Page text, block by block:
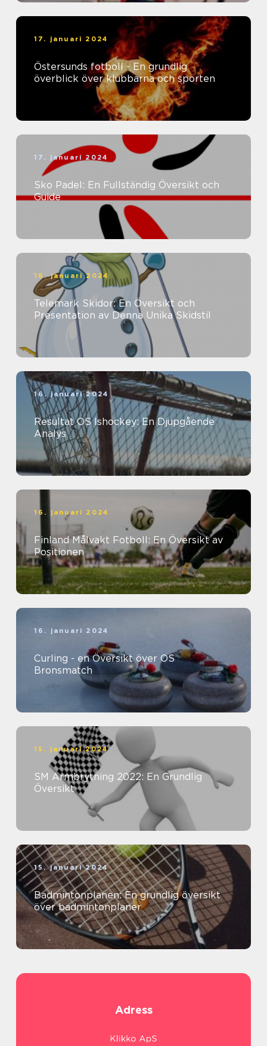
17. januari 2024
Östersunds fotboll - En grundlig
överblick över klubbarna och sporten
17. januari 2024
Sko Padel: En Fullständig Översikt och
Guide
16. januari 2024
Telemark Skidor: En Översikt och
Presentation av Denna Unika Skidstil
16. januari 2024
Resultat OS Ishockey: En Djupgående
Analys
16. januari 2024
Finland Målvakt Fotboll: En Översikt av
Positionen
16. januari 2024
Curling - en Översikt över OS
Bronsmatch
15. januari 2024
SM Armbrytning 2022: En Grundlig
Översikt
15. januari 2024
Badmintonplanen: En grundlig översikt
över badmintonplaner
Adress